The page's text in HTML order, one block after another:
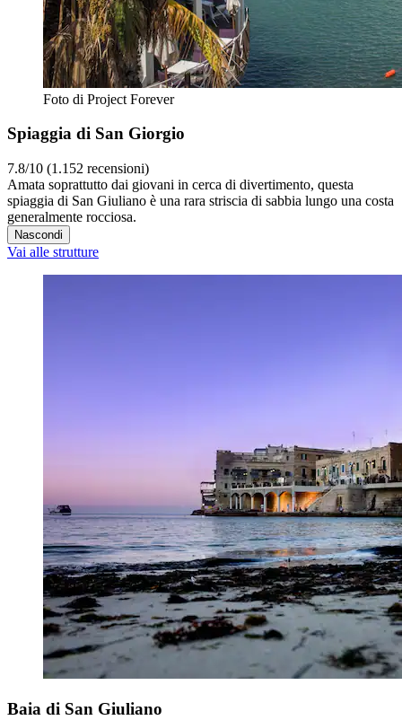
Foto di Project Forever
Spiaggia di San Giorgio
7.8/10 (1.152 recensioni)
Amata soprattutto dai giovani in cerca di divertimento, questa
spiaggia di San Giuliano è una rara striscia di sabbia lungo una costa
generalmente rocciosa.
Nascondi
Vai alle strutture
Baia di San Giuliano